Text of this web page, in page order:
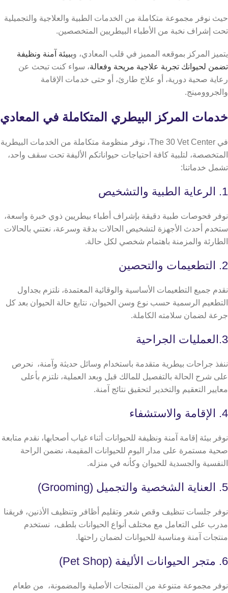
حيث نوفر مجموعة متكاملة من الخدمات الطبية والعلاجية والتجميلية
تحت إشراف نخبة من الأطباء البيطريين المتخصصين.
يتميز المركز بموقعه المميز في قلب المعادي، وببيئة آمنة ونظيفة
تضمن لحيوانك تجربة علاجية مريحة وفعالة، سواء كنت تبحث عن
رعاية صحية دورية، أو علاج طارئ، أو حتى خدمات الإقامة
والجروومينج.
خدمات المركز البيطري المتكاملة في المعادي
في The 30 Vet Center، نوفر منظومة متكاملة من الخدمات البيطرية
المتخصصة، لتلبية كافة احتياجات حيواناتكم الأليفة تحت سقف واحد،
تشمل خدماتنا:
1. الرعاية الطبية والتشخيص
نوفر فحوصات طبية دقيقة بإشراف أطباء بيطريين ذوي خبرة واسعة،
ستخدم أحدث الأجهزة لتشخيص الحالات بدقة وسرعة، نعتني بالحالات
الطارئة والمزمنة باهتمام شخصي لكل حالة.
2. التطعيمات والتحصين
نقدم جميع التطعيمات الأساسية والوقائية المعتمدة، نلتزم بجداول
التطعيم الرسمية حسب نوع وسن الحيوان، نتابع حالة الحيوان بعد كل
جرعة لضمان سلامته الكاملة.
3.العمليات الجراحية
ننفذ جراحات بيطرية متقدمة باستخدام وسائل حديثة وآمنة، نحرص
على شرح الحالة بالتفصيل للمالك قبل وبعد العملية، نلتزم بأعلى
معايير التعقيم والتخدير لتحقيق نتائج آمنة.
4. الإقامة والاستشفاء
نوفر بيئة إقامة آمنة ونظيفة للحيوانات أثناء غياب أصحابها، نقدم متابعة
صحية مستمرة على مدار اليوم للحيوانات المقيمة، نضمن الراحة
النفسية والجسدية للحيوان وكأنه في منزله.
5. العناية الشخصية والتجميل (Grooming)
نوفر جلسات تنظيف وقص شعر وتقليم أظافر وتنظيف الأذنين، فريقنا
مدرب على التعامل مع مختلف أنواع الحيوانات بلطف، نستخدم
منتجات آمنة ومناسبة للحيوانات لضمان راحتها.
6. متجر الحيوانات الأليفة (Pet Shop)
نوفر مجموعة متنوعة من المنتجات الأصلية والمضمونة، من طعام